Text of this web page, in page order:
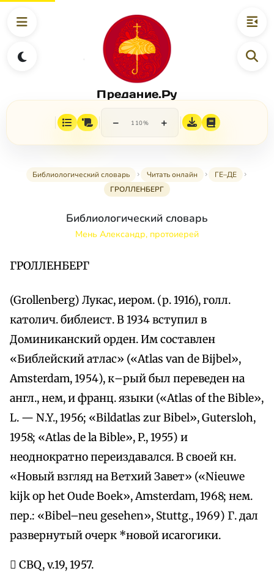
Предание.Ру
− 110% +
Библиологический словарь Читать онлайн
ГЕ–ДЕ
ГРОЛЛЕНБЕРГ
Библиологический словарь
Мень Александр, протоиерей
ГРОЛЛЕНБЕРГ
(Grollenberg) Лукас, иером. (р. 1916), голл.
католич. библеист. В 1934 вступил в
Доминиканский орден. Им составлен
«Библейский атлас» («Atlas van de Bijbel»,
Amsterdam, 1954), к–рый был переведен на
англ., нем, и франц. языки («Atlas of the Bible»,
L. — N.Y., 1956; «Bildatlas zur Bibel», Gutersloh,
1958; «Atlas de la Bible», P., 1955) и
неоднократно переиздавался. В своей кн.
«Новый взгляд на Ветхий Завет» («Nieuwe
kijk op het Oude Boek», Amsterdam, 1968; нем.
пер.: «Bibel–neu gesehen», Stuttg., 1969) Г. дал
развернутый очерк *новой исагогики.
 CBQ, v.19, 1957.